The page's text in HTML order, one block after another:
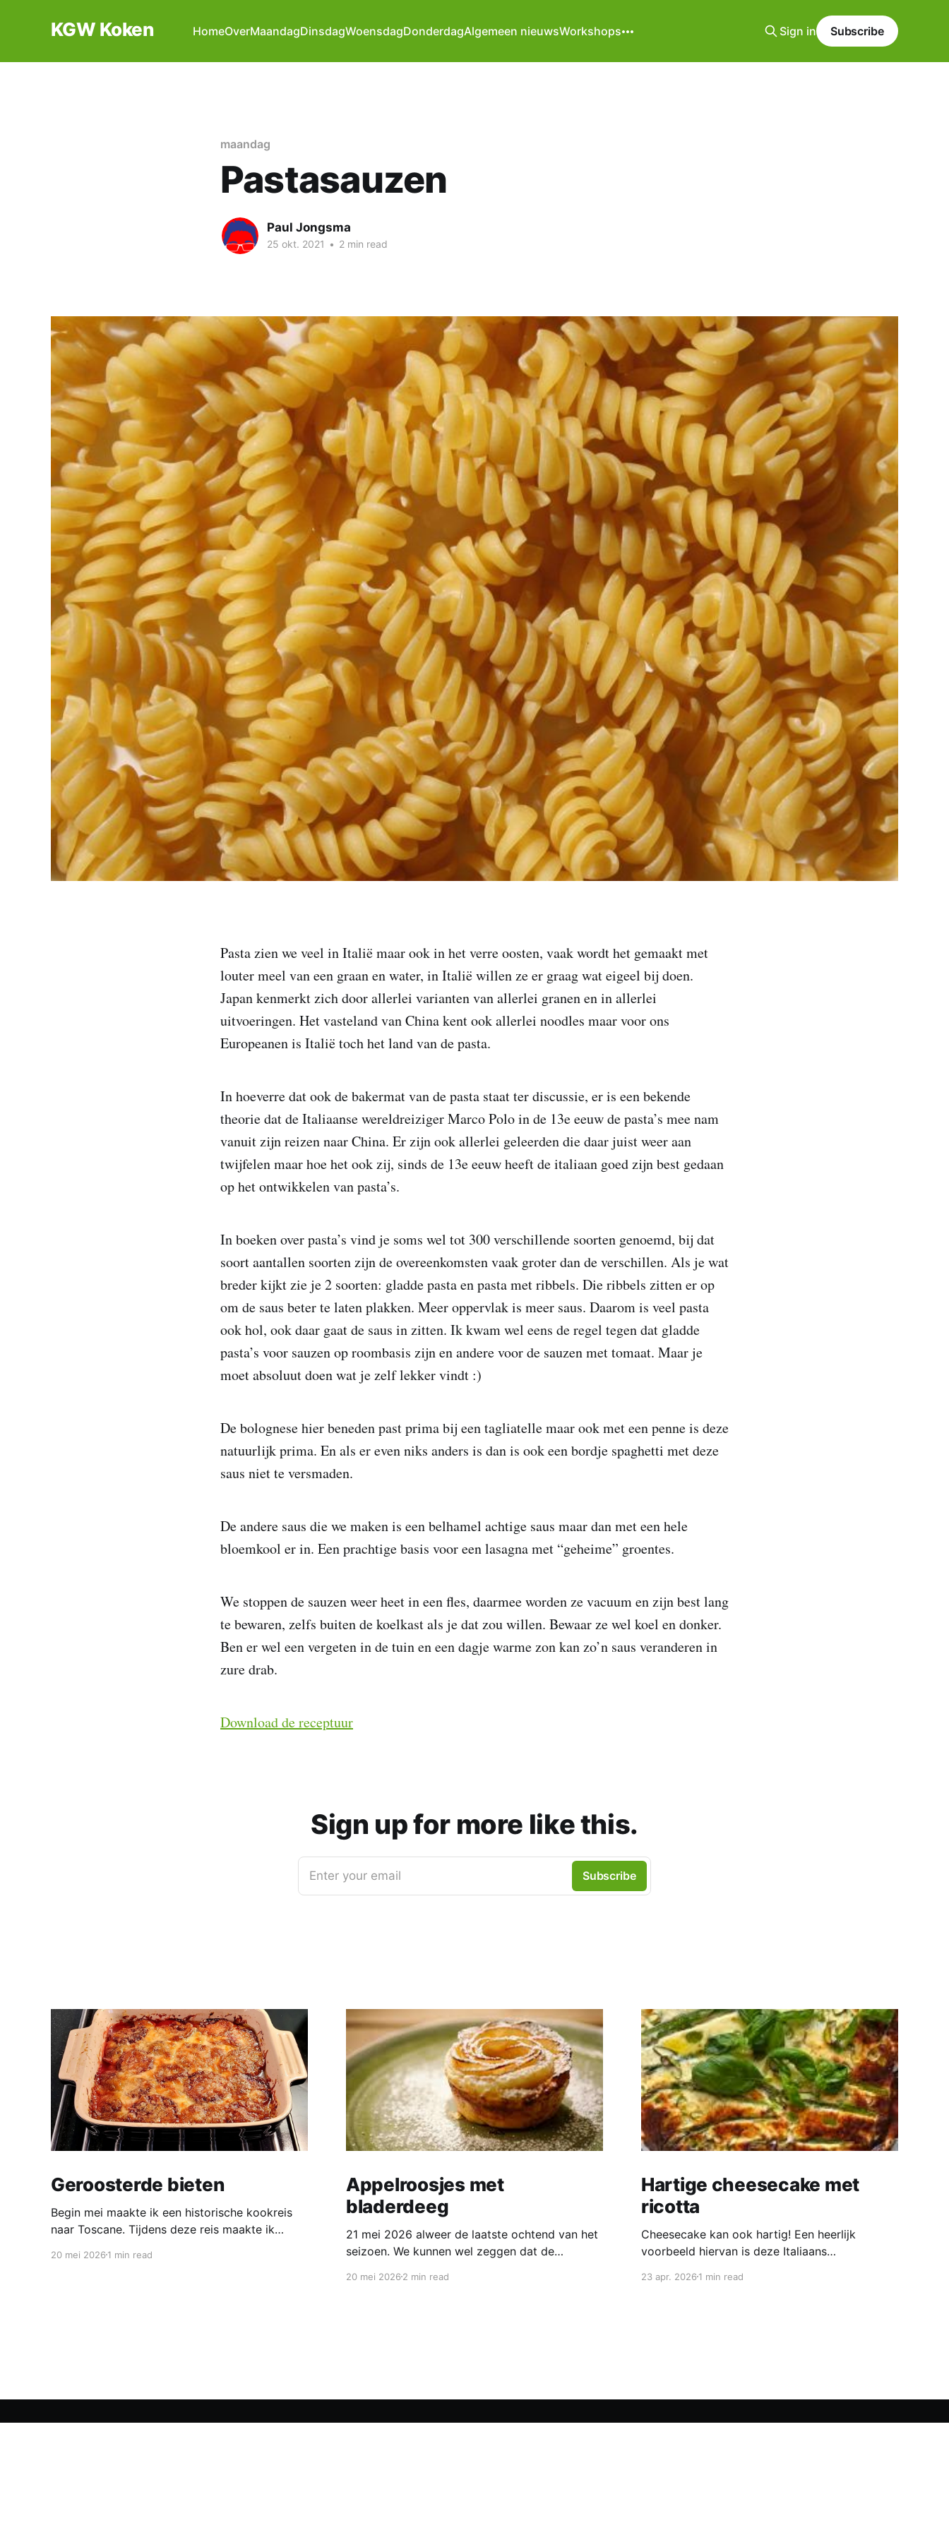
KGW Koken HomeOverMaandagDinsdagWoensdagDonderdagAlgemeen nieuwsWorkshops Sign in Subscribe
maandag
Pastasauzen
Paul Jongsma
25 okt. 2021 • 2 min read
Pasta zien we veel in Italië maar ook in het verre oosten, vaak wordt het gemaakt met
louter meel van een graan en water, in Italië willen ze er graag wat eigeel bij doen.
Japan kenmerkt zich door allerlei varianten van allerlei granen en in allerlei
uitvoeringen. Het vasteland van China kent ook allerlei noodles maar voor ons
Europeanen is Italië toch het land van de pasta.
In hoeverre dat ook de bakermat van de pasta staat ter discussie, er is een bekende
theorie dat de Italiaanse wereldreiziger Marco Polo in de 13e eeuw de pasta’s mee nam
vanuit zijn reizen naar China. Er zijn ook allerlei geleerden die daar juist weer aan
twijfelen maar hoe het ook zij, sinds de 13e eeuw heeft de italiaan goed zijn best gedaan
op het ontwikkelen van pasta’s.
In boeken over pasta’s vind je soms wel tot 300 verschillende soorten genoemd, bij dat
soort aantallen soorten zijn de overeenkomsten vaak groter dan de verschillen. Als je wat
breder kijkt zie je 2 soorten: gladde pasta en pasta met ribbels. Die ribbels zitten er op
om de saus beter te laten plakken. Meer oppervlak is meer saus. Daarom is veel pasta
ook hol, ook daar gaat de saus in zitten. Ik kwam wel eens de regel tegen dat gladde
pasta’s voor sauzen op roombasis zijn en andere voor de sauzen met tomaat. Maar je
moet absoluut doen wat je zelf lekker vindt :)
De bolognese hier beneden past prima bij een tagliatelle maar ook met een penne is deze
natuurlijk prima. En als er even niks anders is dan is ook een bordje spaghetti met deze
saus niet te versmaden.
De andere saus die we maken is een belhamel achtige saus maar dan met een hele
bloemkool er in. Een prachtige basis voor een lasagna met “geheime” groentes.
We stoppen de sauzen weer heet in een fles, daarmee worden ze vacuum en zijn best lang
te bewaren, zelfs buiten de koelkast als je dat zou willen. Bewaar ze wel koel en donker.
Ben er wel een vergeten in de tuin en een dagje warme zon kan zo’n saus veranderen in
zure drab.
Download de receptuur
Sign up for more like this.
Enter your email Subscribe
Geroosterde bieten
Begin mei maakte ik een historische kookreis
naar Toscane. Tijdens deze reis maakte ik
van de Italiaanse keuken. In een middeleeuws
20 mei 2026 1 min read
Appelroosjes met
bladerdeeg
21 mei 2026 alweer de laatste ochtend van het
seizoen. We kunnen wel zeggen dat de
Om het een klein beetje feestelijk af te sluiten
20 mei 20262 min read
Hartige cheesecake met
ricotta
Cheesecake kan ook hartig! Een heerlijk
voorbeeld hiervan is deze Italiaans
Parmezaan en verstopte lentegroenten. Gek op
23 apr. 20261 min read